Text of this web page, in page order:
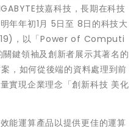
技嘉科技，長期在科技
年年初1月 5日至 8日的科技大
，以「Power of Computi
鍵領袖及創新者展示其著名的
，如何從後端的資料處理到前
實現企業理念「創新科技 美化
能運算產品以提供更佳的運算